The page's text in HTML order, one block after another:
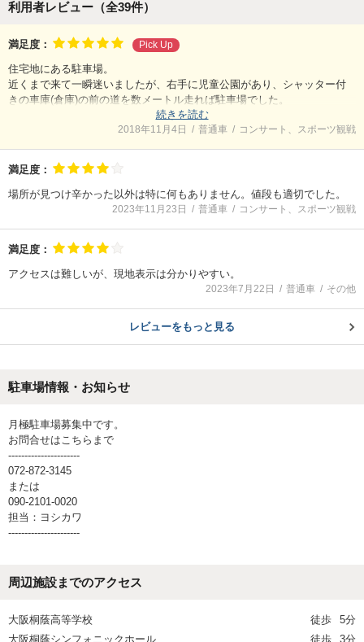
利用者レビュー（全39件）
満足度： Pick Up
住宅地にある駐車場。
近くまで来て一瞬迷いましたが、右手に児童公園があり、シャッター付
きの車庫(倉庫)の前の道を数メートル走れば駐車場でした。
記号のアルファベットも比較的、大きく明記してあったので良かったで
また、帰りは幹線道路まで出やすくて、目的地までもかなり近い場所だ
ったので助かりました。
続きを読む
2018年11月4日 普通車 コンサート、スポーツ観戦
満足度：
場所が見つけ辛かった以外は特に何もありません。値段も適切でした。
2023年11月23日 普通車 コンサート、スポーツ観戦
満足度：
アクセスは難しいが、現地表示は分かりやすい。
2023年7月22日 普通車 その他
レビューをもっと見る
駐車場情報・お知らせ
月極駐車場募集中です。
お問合せはこちらまで
----------------------
072-872-3145
または
090-2101-0020
担当：ヨシカワ
----------------------
周辺施設までのアクセス
大阪桐蔭高等学校 徒歩
5分
大阪桐蔭シンフォニックホール
徒歩
3分